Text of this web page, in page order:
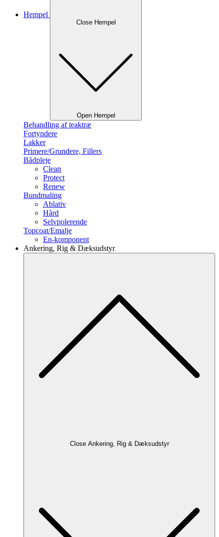
Hempel
Close Hempel
Open Hempel
Behandling af teaktræ
Fortyndere
Lakker
Primere/Grundere, Fillers
Bådpleje
Clean
Protect
Renew
Bundmaling
Ablativ
Hård
Selvpolerende
Topcoat/Emalje
En-komponent
Ankering, Rig & Dæksudstyr
Close Ankering, Rig & Dæksudstyr